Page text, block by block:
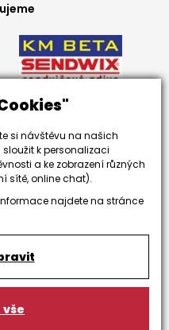
si návštěvu na našich
k personalizaci
a ke zobrazení různých
sítě, online chat).
najdete na stránce
Vás?